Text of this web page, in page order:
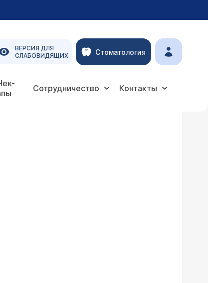
ВЕРСИЯ ДЛЯ
СЛАБОВИДЯЩИХ
Стоматология
Сотрудничество Контакты